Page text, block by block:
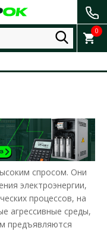
0
спросом. Они
электроэнергии,
процессов, на
агрессивные среды,
предъявляются